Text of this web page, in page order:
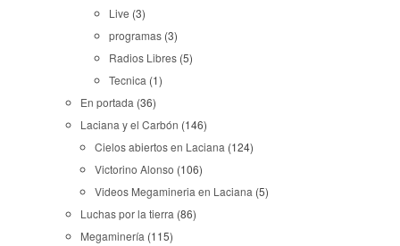
Live (3)
programas (3)
Radios Libres (5)
Tecnica (1)
En portada (36)
Laciana y el Carbón (146)
Cielos abiertos en Laciana (124)
Victorino Alonso (106)
Videos Megamineria en Laciana (5)
Luchas por la tierra (86)
Megaminería (115)